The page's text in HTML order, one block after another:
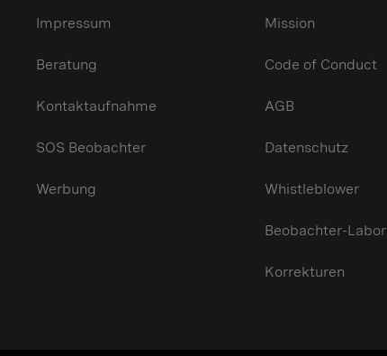
Impressum
Beratung
Kontaktaufnahme
SOS Beobachter
Werbung
Mission
Code of Conduct
AGB
Datenschutz
Whistleblower
Beobachter-Labor
Korrekturen